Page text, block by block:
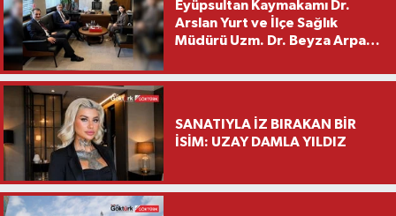
Eyüpsultan Kaymakamı Dr.
Arslan Yurt ve İlçe Sağlık
Müdürü Uzm. Dr. Beyza Arpacı
Ziyareti
SANATIYLA İZ BIRAKAN BİR
İSİM: UZAY DAMLA YILDIZ